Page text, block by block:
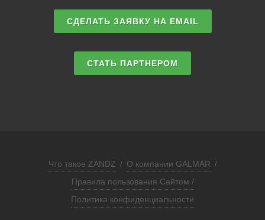
СДЕЛАТЬ ЗАЯВКУ НА EMAIL
СТАТЬ ПАРТНЕРОМ
Что такое ZANDZ / О компании GALMAR /
Правила пользования Сайтом /
Политика конфиденциальности